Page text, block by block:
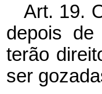
Art. 19.
depois
terão
ser